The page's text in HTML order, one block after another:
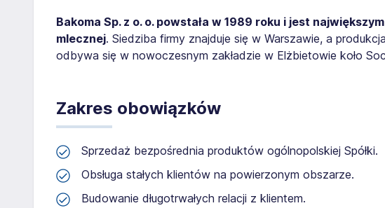
Bakoma Sp. z o. o. powstała w 1989 roku i jest
mlecznej. Siedziba firmy znajduje się w Warszawie, a
odbywa się w nowoczesnym zakładzie w Elżbietowie koło
Zakres obowiązków
Sprzedaż bezpośrednia produktów ogólnopolskiej Spółki.
Obsługa stałych klientów na powierzonym obszarze.
Budowanie długotrwałych relacji z klientem.